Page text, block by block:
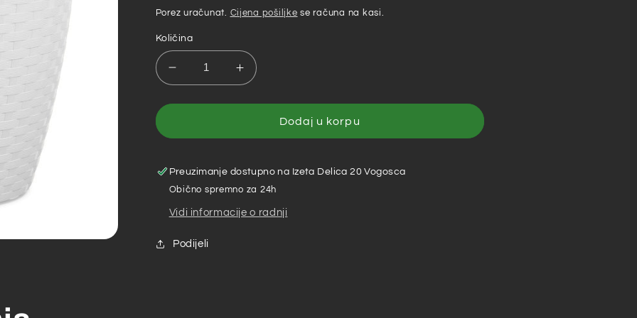
cijena
Porez uračunat. Cijena pošiljke se računa na kasi.
Količina
Smanji
količinu
za
Natural
Bijela
Povećaj
količinu
za
Natural
Bijela
Dodaj u korpu
Preuzimanje dostupno na Izeta Delica 20 Vogosca
Obično spremno za 24h
Vidi informacije o radnji
Podijeli